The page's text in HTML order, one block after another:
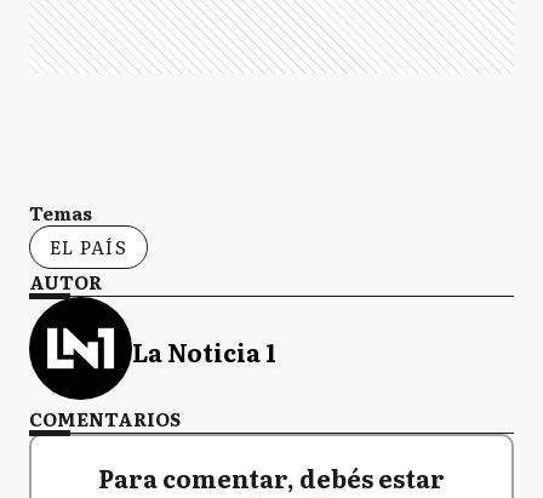
Temas
EL PAÍS
AUTOR
La Noticia 1
COMENTARIOS
Para comentar, debés estar